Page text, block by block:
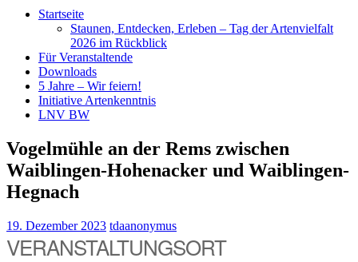
Startseite
Staunen, Entdecken, Erleben – Tag der Artenvielfalt
2026 im Rückblick
Für Veranstaltende
Downloads
5 Jahre – Wir feiern!
Initiative Artenkenntnis
LNV BW
Vogelmühle an der Rems zwischen
Waiblingen-Hohenacker und Waiblingen-
Hegnach
19. Dezember 2023 tdaanonymus
VERANSTALTUNGSORT